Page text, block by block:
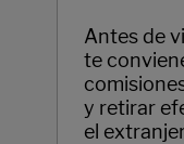
Antes de
te
y retirar
el